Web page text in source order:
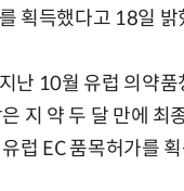
획득했다고 18일 밝
난 10월 유럽 의약
지 약 두 달 만에
럽 EC 품목허가를